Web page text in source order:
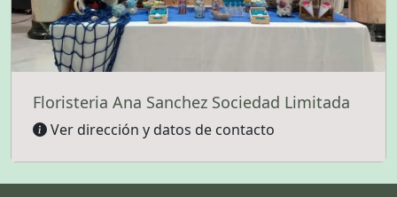
Floristeria Ana Sanchez Sociedad Limitada
Ver dirección y datos de contacto